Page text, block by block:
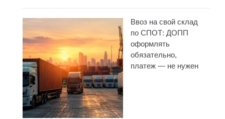
Ввоз на свой склад
по СПОТ: ДОПП
оформлять
обязательно,
платеж — не нужен